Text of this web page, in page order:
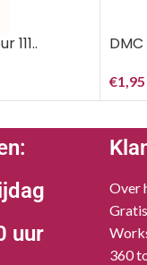
111..
€1,95
uur
Over
360